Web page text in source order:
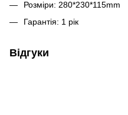
Розміри: 280*230*115mm
Гарантія: 1 рік
Відгуки